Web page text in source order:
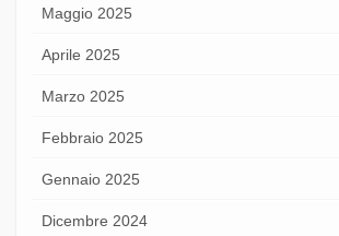
Maggio 2025
Aprile 2025
Marzo 2025
Febbraio 2025
Gennaio 2025
Dicembre 2024